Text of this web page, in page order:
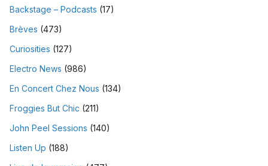
Backstage – Podcasts (17)
Brèves (473)
Curiosities (127)
Electro News (986)
En Concert Chez Nous (134)
Froggies But Chic (211)
John Peel Sessions (140)
Listen Up (188)